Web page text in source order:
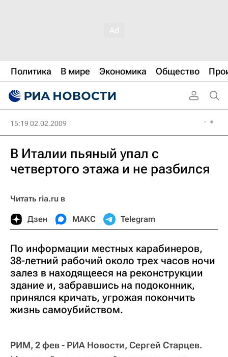
Политика В мире Экономика Общество
15:19 02.02.2009
В Италии пьяный упал с
четвертого этажа и не разбился
Читать ria.ru в
Дзен МАКС Telegram
По информации местных карабинеров,
38-летний рабочий около трех часов ночи
залез в находящееся на реконструкции
здание и, забравшись на подоконник,
принялся кричать, угрожая покончить
жизнь самоубийством.
РИМ, 2 фев - РИА Новости, Сергей Старцев.